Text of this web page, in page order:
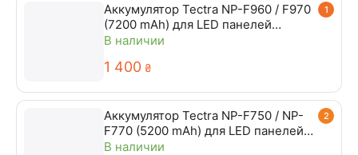
1
Аккумулятор Tectra NP-F960 / F970
(7200 mAh) для LED панелей
Yongnuo
В наличии
1 400 ₴
2
Аккумулятор Tectra NP-F750 / NP-
F770 (5200 mAh) для LED панелей
Yongnuo
В наличии